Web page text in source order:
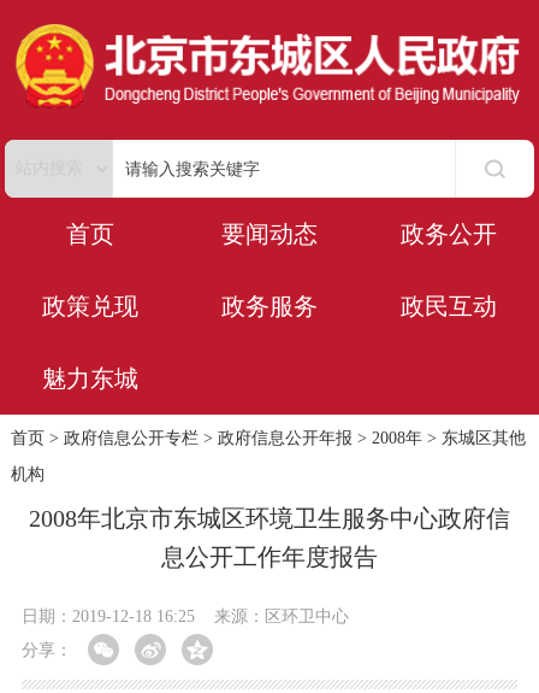
首页 要闻动态 政务公开
政策兑现 政务服务 政民互动
魅力东城
首页 > 政府信息公开专栏> 政府信息公开年报 > 2008年> 东城区其他
机构
2008年北京市东城区环境卫生服务中心政府信
息公开工作年度报告
日期：2019-12-18 16:25
来源：区环卫中心
分享：